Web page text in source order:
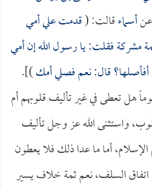
عنأسماءقالت: (قدمت علي أمي
مشركة فقلت: يا رسول الله إن أمي
قال: نعم فصلي أمك)].
هل تعطى في غير تأليف قلوبهم أم
واستثنى الله عز وجل تأليف
أما ما عدا ذلك فلا يعطون
اتفاق السلف، نعم ثمة خلاف يسير